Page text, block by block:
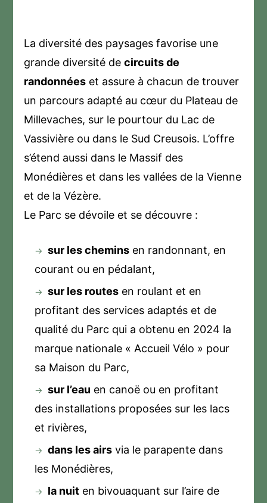
La diversité des paysages favorise une
grande diversité decircuits de
randonnées et assure à chacun de trouver
un parcours adapté au cœur du Plateau de
Millevaches, sur le pourtour du Lac de
Vassivière ou dans le Sud Creusois. L’offre
s’étend aussi dans le Massif des
Monédières et dans les vallées de la Vienne
et de la Vézère.
Le Parc se dévoile et se découvre :
sur les chemins en randonnant, en
courant ou en pédalant,
sur les routes en roulant et en
profitant des services adaptés et de
qualité du Parc qui a obtenu en 2024 la
marque nationale « Accueil Vélo » pour
sa Maison du Parc,
sur l’eau en canoë ou en profitant
des installations proposées sur les lacs
et rivières,
dans les airs via le parapente dans
les Monédières,
la nuit en bivouaquant sur l’aire de